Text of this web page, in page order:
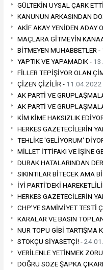
GÜLTEKİN UYSAL ÇARK
KANUNUN ARKASINDAN
AKİF AKAY YENİDEN ADAY
MAÇLARA GİTMEYİN
BİTMEYEN MUHABBETLER -
YAPTIK VE YAPAMADIK -
FİLLER TEPİŞİYOR OLAN
ÇİZEN ÇİZİLİR - 11.04.2022
AK PARTİ VE
AK PARTİ VE
KİM KİME HAKSIZLIK
HERKES GAZETECİLERİN
TEHLİKE 'GELİYORUM'
MİLLET İTTİFAKI VE İŞİNE
DURAK HATALARINDAN
SIKINTILAR BİTECEK AMA
İYİ PARTİ'DEKİ
HERKES GAZETECİLERİN
CHP'YE SAMİMİYET TESTİ
KARALAR VE BASIN
NUR TOPU GİBİ TARTIŞMA
STOKÇU SİYASETÇİ! -
VERİLENLE YETİNMEK
DOĞRU SÖZE ŞAPKA